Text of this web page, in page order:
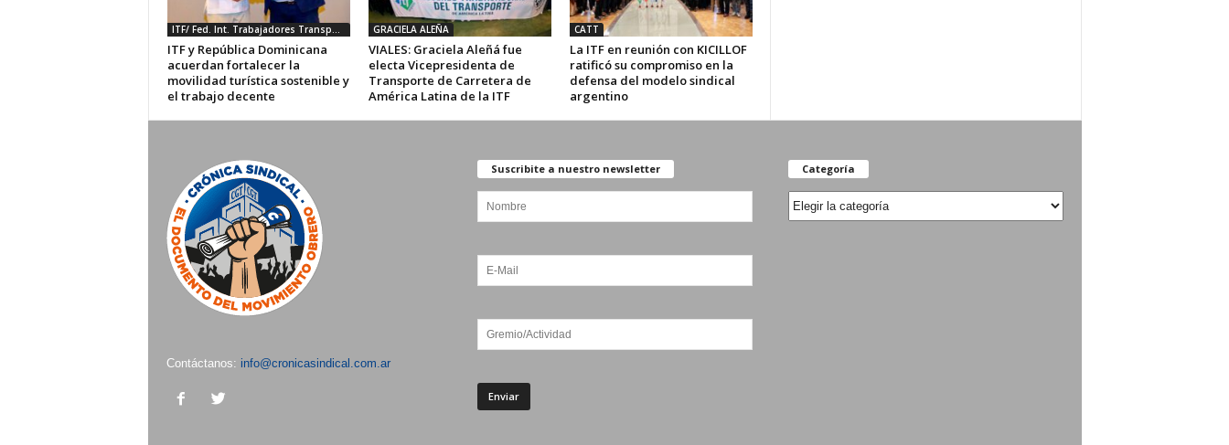
ITF y República Dominicana
acuerdan fortalecer la
movilidad turística sostenible y
el trabajo decente
GRACIELA ALEÑA
VIALES: Graciela Aleñá fue
electa Vicepresidenta de
Transporte de Carretera de
América Latina de la ITF
CATT
La ITF en reunión con KICILLOF
ratificó su compromiso en la
defensa del modelo sindical
argentino
Contáctanos: info@cronicasindical.com.ar
Suscribite a nuestro newsletter Categoría
Categoría